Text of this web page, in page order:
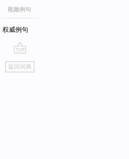
视频例句
权威例句
go
top
返回词典